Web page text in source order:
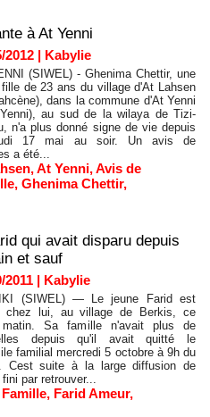
à At Yenni
2012 | Kabylie
(SIWEL) - Ghenima Chettir, une
de 23 ans du village d'At Lahsen
dans la commune d'At Yenni
Yenni), au sud de la wilaya de Tizi-
n'a plus donné signe de vie depuis
17 mai au soir. Un avis de
a été...
,At Yenni,Avis de
, Ghenima Chettir,
qui avait disparu depuis
et sauf
2011 | Kabylie
(SIWEL) — Le jeune Farid est
chez lui, au village de Berkis, ce
matin. Sa famille n'avait plus de
depuis qu'il avait quitté le
familial mercredi 5 octobre à 9h du
Cest suite à la large diffusion de
par retrouver...
Famille, Farid Ameur,